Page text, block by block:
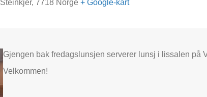
Steinkjer, 7718 Norge + Google-kart
Gjengen bak fredagslunsjen serverer lunsj i lissalen på
Velkommen!